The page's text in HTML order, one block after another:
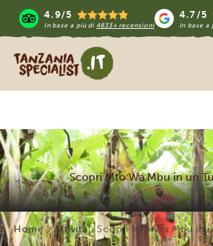
4.9/5
In base a più di 4833+ recensioni
4.7/5
In base a
Tanzania Specialist
Scopri Mto Wa Mbu in un
Home Attività Scopri Mto Wa Mbu in